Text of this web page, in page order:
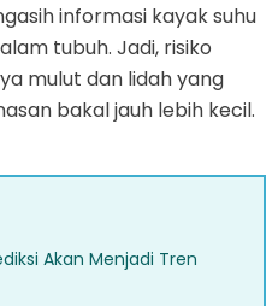
informasi kayak suhu
tubuh. Jadi, risiko
mulut dan lidah yang
bakal jauh lebih kecil.
Akan Menjadi Tren